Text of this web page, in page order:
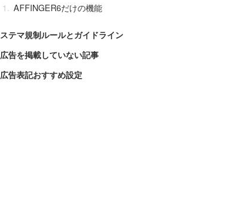
AFFINGER6だけの機能
ステマ規制ルールとガイドライン
広告を掲載していない記事
広告表記おすすめ設定